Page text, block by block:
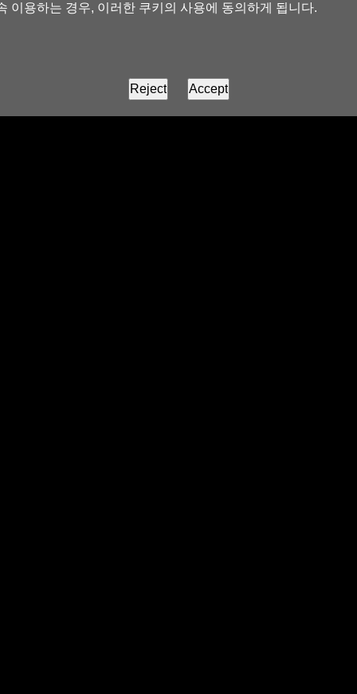
이용하는 경우, 이러한 쿠키의 사용에 동의하게 됩니다.